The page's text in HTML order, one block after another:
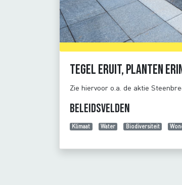
Tegel eruit, planten
Zie hiervoor o.a. de aktie
Beleidsvelden
Klimaat Water Biodiversiteit